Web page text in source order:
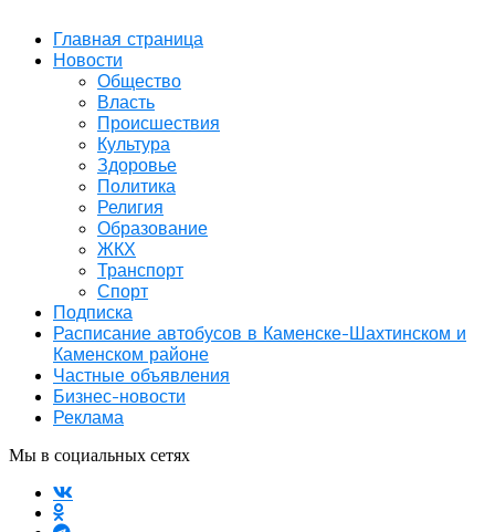
Главная страница
Новости
Общество
Власть
Происшествия
Культура
Здоровье
Политика
Религия
Образование
ЖКХ
Транспорт
Спорт
Подписка
Расписание автобусов в Каменске-Шахтинском и
Каменском районе
Частные объявления
Бизнес-новости
Реклама
Мы в социальных сетях